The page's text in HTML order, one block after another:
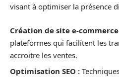
visant à optimiser la présence
Création de site e-
plateformes qui facilitent les
accroitre les ventes.
Optimisation SEO :